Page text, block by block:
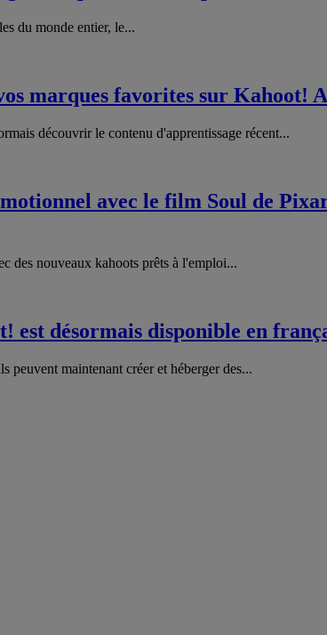
du monde entier, le...
marques favorites sur Kahoot!
découvrir le contenu d'apprentissage récent...
avec le film Soul de
des nouveaux kahoots prêts à l'emploi...
désormais disponible en
maintenant créer et héberger des...